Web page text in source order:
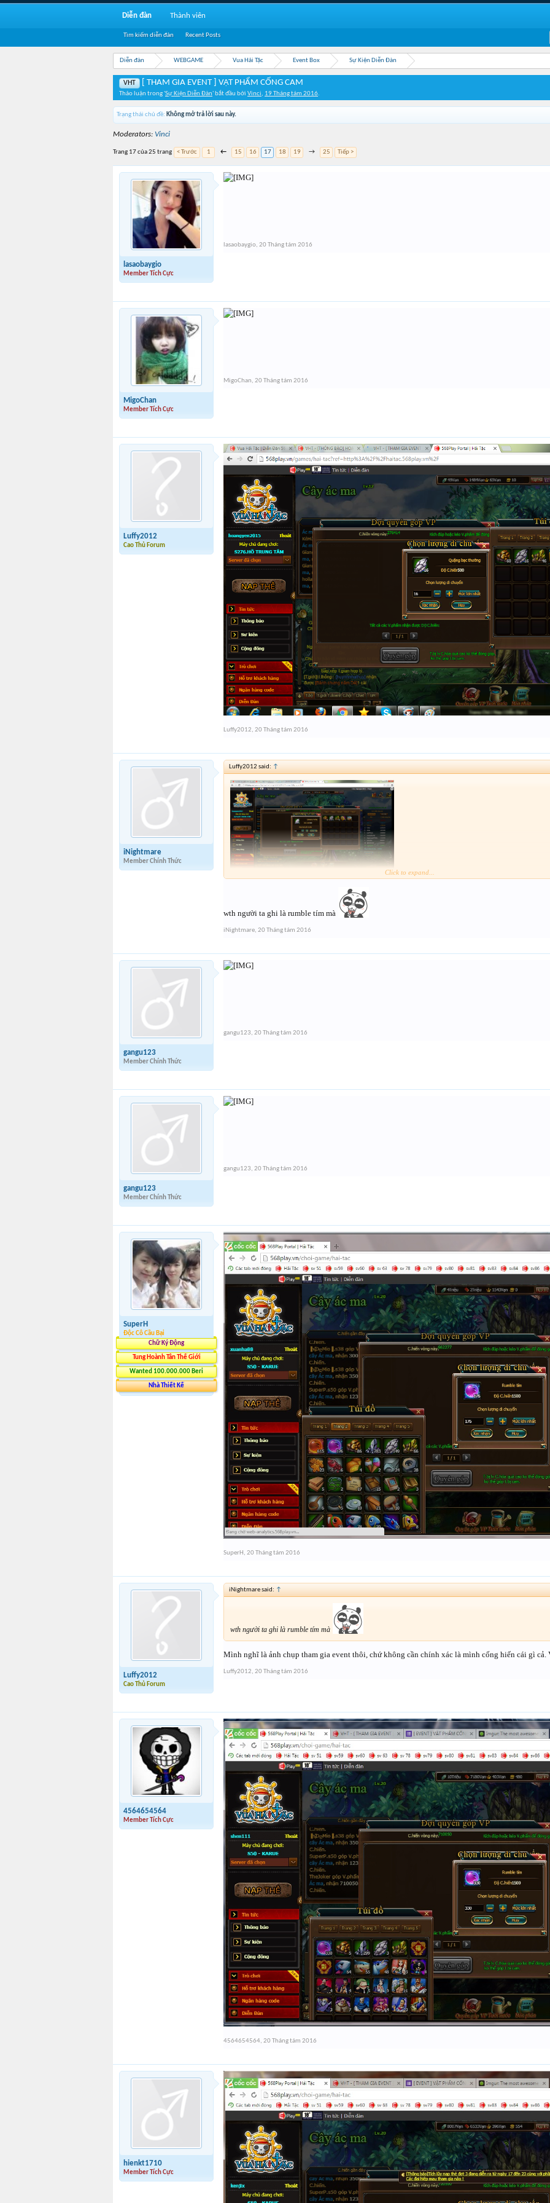
Diễn đàn WEBGAME Vua Hải Tặc Event Box Sự Kiện Diễn Đàn
VHT [ THAM GIA EVENT ] VẬT PHẨM CỐNG CAM
Thảo luận trong 'Sự Kiện Diễn Đàn' bắt đầu bởi Vinci, 19 Tháng tám 2016.
Trạng thái chủ đề: Không mở trả lời sau này.
Moderators: Vinci
Trang 17 của 25 trang < Trước 1 ← 15 16 17 18 19 → 25 Tiếp >
lasaobaygio
Member Tích Cực
lasaobaygio, 20 Tháng tám 2016
MigoChan
Member Tích Cực
MigoChan, 20 Tháng tám 2016
Luffy2012
Cao Thủ Forum
Luffy2012, 20 Tháng tám 2016
iNightmare
Member Chính Thức
Luffy2012 said: ↑
Click to expand...
wth người ta ghi là rumble tím mà
iNightmare, 20 Tháng tám 2016
gangu123
Member Chính Thức
gangu123, 20 Tháng tám 2016
gangu123
Member Chính Thức
gangu123, 20 Tháng tám 2016
SuperH
Độc Cô Cầu Bại
Chữ Ký Động
Tung Hoành Tân Thế Giới
Wanted 100.000.000 Beri
Nhà Thiết Kế
SuperH , 20 Tháng tám 2016
Luffy2012
Cao Thủ Forum
iNightmare said: ↑
wth người ta ghi là rumble tím mà
Mình nghĩ là ảnh chụp tham gia event thôi, chứ không cần chính xác là mình cống hiến cái gì cả.
Luffy2012, 20 Tháng tám 2016
4564654564
Member Tích Cực
4564654564, 20 Tháng tám 2016
hienkt1710
Member Tích Cực
Diễn đàn
Tìm kiếm diễn đàn Recent Posts
Thành viên